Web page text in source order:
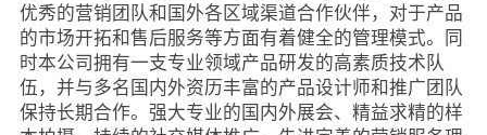
优秀的营销团队和国外各区域渠道合作伙伴，对于产品
的市场开拓和售后服务等方面有着健全的管理模式。同
时本公司拥有一支专业领域产品研发的高素质技术队
伍，并与多名国内外资历丰富的产品设计师和推广团队
保持长期合作。强大专业的国内外展会、精益求精的样